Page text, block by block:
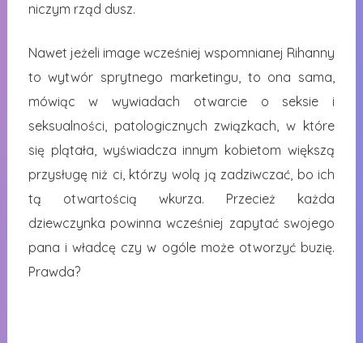
niczym rząd dusz.
Nawet jeżeli image wcześniej wspomnianej Rihanny
to wytwór sprytnego marketingu, to ona sama,
mówiąc w wywiadach otwarcie o seksie i
seksualności, patologicznych związkach, w które
się plątała, wyświadcza innym kobietom większą
przysługę niż ci, którzy wolą ją zadziwczać, bo ich
tą otwartością wkurza. Przecież każda
dziewczynka powinna wcześniej zapytać swojego
pana i władcę czy w ogóle może otworzyć buzię.
Prawda?